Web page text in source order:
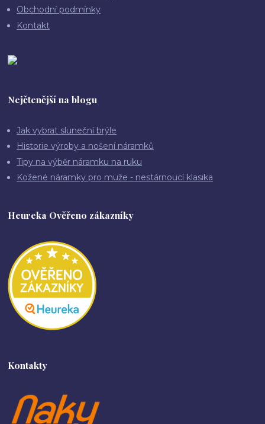
Obchodní podmínky
Kontakt
Nejčtenější na blogu
Jak vybrat sluneční brýle
Historie výroby a nošení náramků
Tipy na výběr náramku na ruku
Kožené náramky pro muže - nestárnoucí klasika
Heureka Ověřeno zákazníky
Kontakty